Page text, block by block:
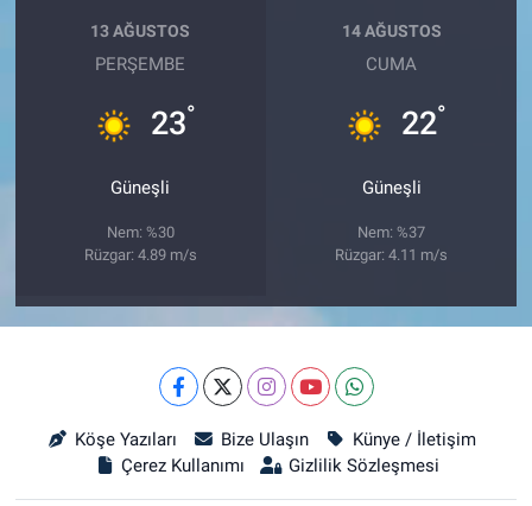
13 AĞUSTOS
PERŞEMBE
23°
Güneşli
Nem: %30
Rüzgar: 4.89 m/s
14 AĞUSTOS
CUMA
22°
Güneşli
Nem: %37
Rüzgar: 4.11 m/s
Köşe Yazıları Bize Ulaşın
Künye / İletişim
Çerez Kullanımı
Gizlilik Sözleşmesi